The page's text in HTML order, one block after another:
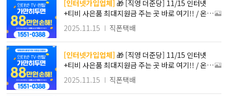
[인터넷가입업체] 🎁 [직영 더준당] 11/15 인터넷
+티비 사은품 최대지원금 주는 곳 바로 여기!! / 온라
인 진행!! 방문필요X 간편접수로 가입하자!! / 최대 1
48만원 사은품 혜택 !! 타사보다 무조건 더! SK KT L
G 인터넷가입!!
2025.11.15 직폰택배
[인터넷가입업체] 🎁 [직영 더준당] 11/15 인터넷
+티비 사은품 최대지원금 주는 곳 바로 여기!! / 온라
인 진행!! 방문필요X 간편접수로 가입하자!! / 최대 1
48만원 사은품 혜택 !! 타사보다 무조건 더! SK KT L
2025.11.15 직폰택배